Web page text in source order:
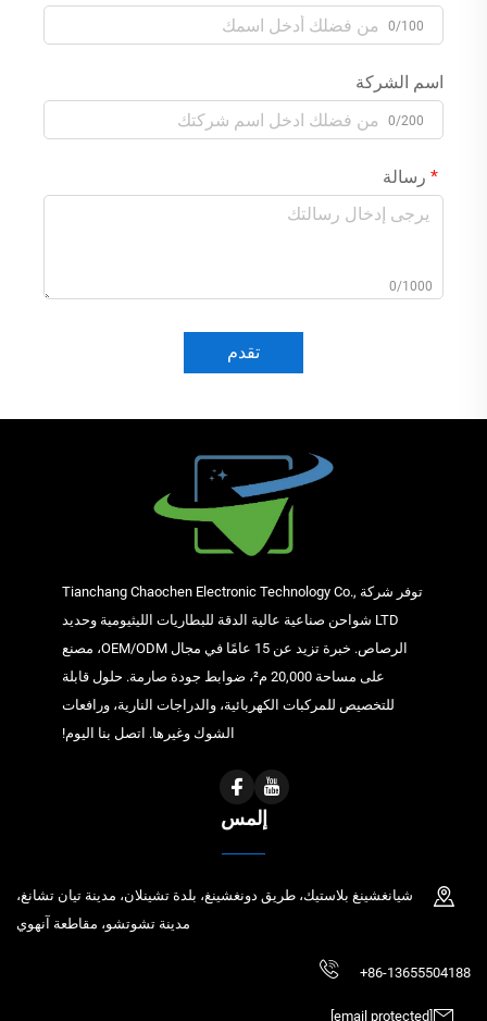
0/100
اسم الشركة
0/200
رسالة
0/1000
تقدم
توفر شركة Tianchang Chaochen Electronic Technology Co.,
LTD شواحن صناعية عالية الدقة للبطاريات الليثيومية وحديد
الرصاص. خبرة تزيد عن 15 عامًا في مجال OEM/ODM، مصنع
على مساحة 20,000 م²، ضوابط جودة صارمة. حلول قابلة
للتخصيص للمركبات الكهربائية، والدراجات النارية، ورافعات
الشوك وغيرها. اتصل بنا اليوم!
إلمس
شيانغشينغ بلاستيك، طريق دونغشينغ، بلدة تشينلان، مدينة تيان تشانغ،
مدينة تشوتشو، مقاطعة آنهوي
+86-13655504188